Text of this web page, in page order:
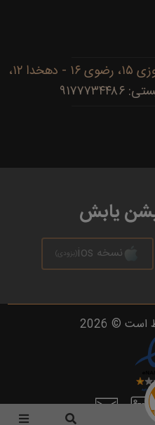
آدرس: مشهد، بلوار پیروزی، پیروزی ۱۵، رضوی ۱۶ - دهخدا ۱۲،
یابش
نسخه ios (بزودی)
© 2026